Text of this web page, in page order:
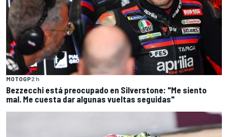
MOTOGP2 h
Bezzecchi está preocupado en Silverstone: "Me siento
mal. Me cuesta dar algunas vueltas seguidas"